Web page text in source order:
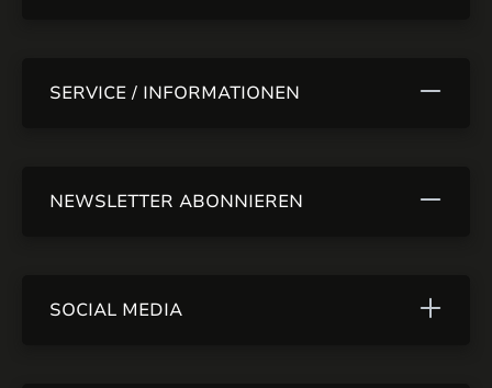
SERVICE / INFORMATIONEN
NEWSLETTER ABONNIEREN
SOCIAL MEDIA